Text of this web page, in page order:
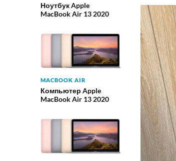
Ноутбук Apple
MacBook Air 13 2020
MACBOOK AIR
Компьютер Apple
MacBook Air 13 2020